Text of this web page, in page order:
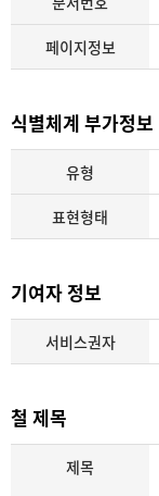
페이지정보
식별체계 부가정보
유형
표현형태
기여자 정보
서비스권자
철 제목
제목